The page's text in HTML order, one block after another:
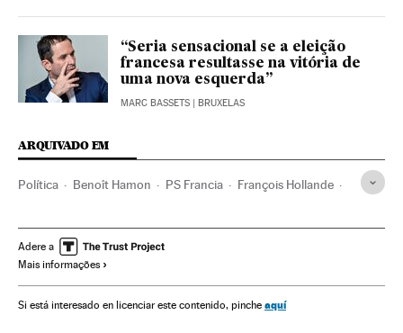
“Seria sensacional se a eleição
francesa resultasse na vitória de
uma nova esquerda”
MARC BASSETS | BRUXELAS
ARQUIVADO EM
Política Benoît Hamon PS Francia François Hollande
Europa Ocidental Europa
Adere a
Mais informações
Si está interesado en licenciar este contenido, pinche aquí